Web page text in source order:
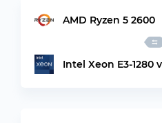
AMD Ryzen 5 2600
Intel Xeon E3-1280